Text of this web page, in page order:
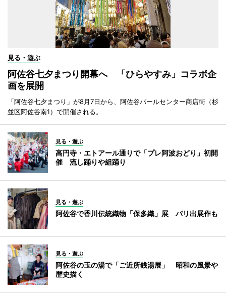
見る・遊ぶ
阿佐谷七夕まつり開幕へ 「ひらやすみ」コラボ企
画を展開
「阿佐谷七夕まつり」が8月7日から、阿佐谷パールセンター商店街（杉
並区阿佐谷南1）で開催される。
見る・遊ぶ
高円寺・エトアール通りで「プレ阿波おどり」初開
催 流し踊りや組踊り
見る・遊ぶ
阿佐谷で香川伝統織物「保多織」展 パリ出展作も
見る・遊ぶ
阿佐谷の玉の湯で「ご近所銭湯展」 昭和の風景や
歴史描く